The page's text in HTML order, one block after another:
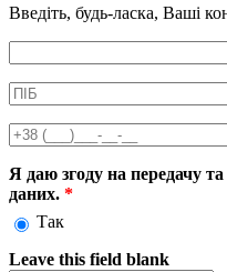
Введіть, будь-ласка, Ваші
ПІБ
Телефон
Я даю згоду на передачу
даних. *
Так
Leave this field blank